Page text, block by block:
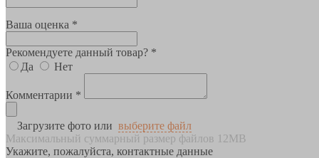
Ваша оценка *
Рекомендуете данный товар? *
Да
Нет
Комментарии *
Загрузите фото или выберите файл
Максимальный суммарный размер файлов 12MB
Укажите, пожалуйста, контактные данные